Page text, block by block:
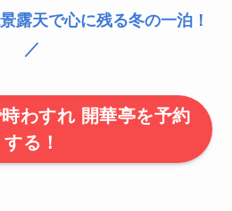
露天で心に残る冬の一泊！
／
わすれ 開華亭を予約
する！